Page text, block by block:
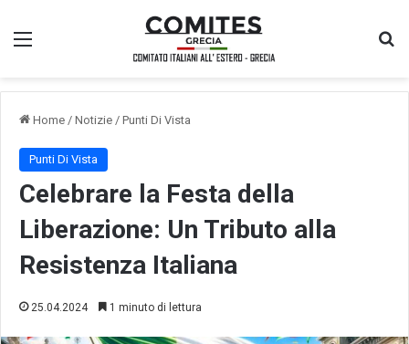
Menu
Home / Notizie / Punti Di Vista
Punti Di Vista
Celebrare la Festa della
Liberazione: Un Tributo alla
Resistenza Italiana
25.04.2024 1 minuto di lettura